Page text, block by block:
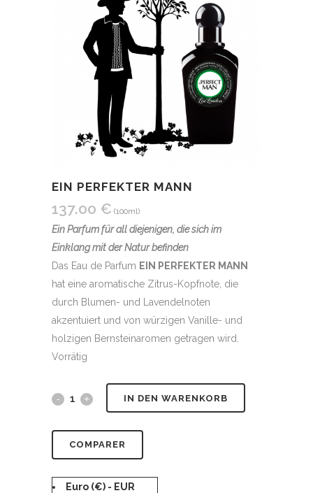
EIN PERFEKTER MANN
137.00 € (100ml)
Ein Parfum für all diejenigen, die sich im
Einklang mit der Natur befinden
Das Eau de Parfum EIN PERFEKTER MANN
hat eine aromatische Zitrus-Kopfnote, die
durch Blumen- und Lavendelnoten
akzentuiert und von würzigen Vanille- und
holzigen Bernsteinaromen getragen wird.
Vorrätig
IN DEN WARENKORB
COMPARER
Euro (€) - EUR